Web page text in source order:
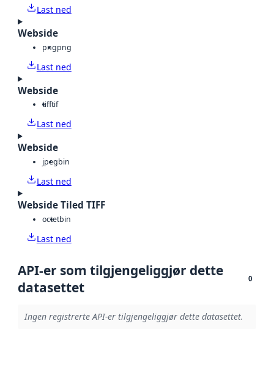
Last ned
Webside
pngpng
Last ned
Webside
tifftif
Last ned
Webside
jpegbin
Last ned
Webside Tiled TIFF
octetbin
Last ned
API-er som tilgjengeliggjør dette
datasettet
0
Ingen registrerte API-er tilgjengeliggjør dette datasettet.